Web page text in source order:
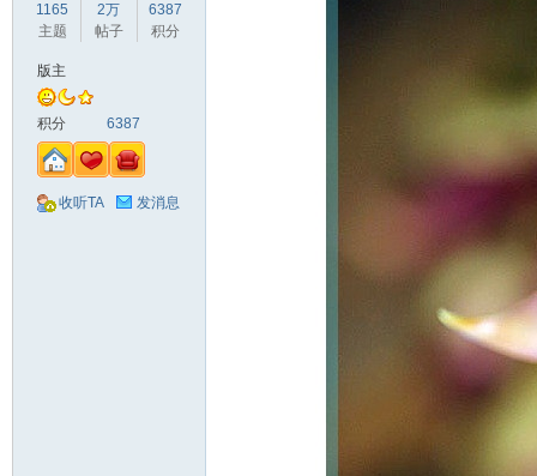
1165
主题
2万
帖子
6387
积分
版主
积分 6387
收听TA 发消息